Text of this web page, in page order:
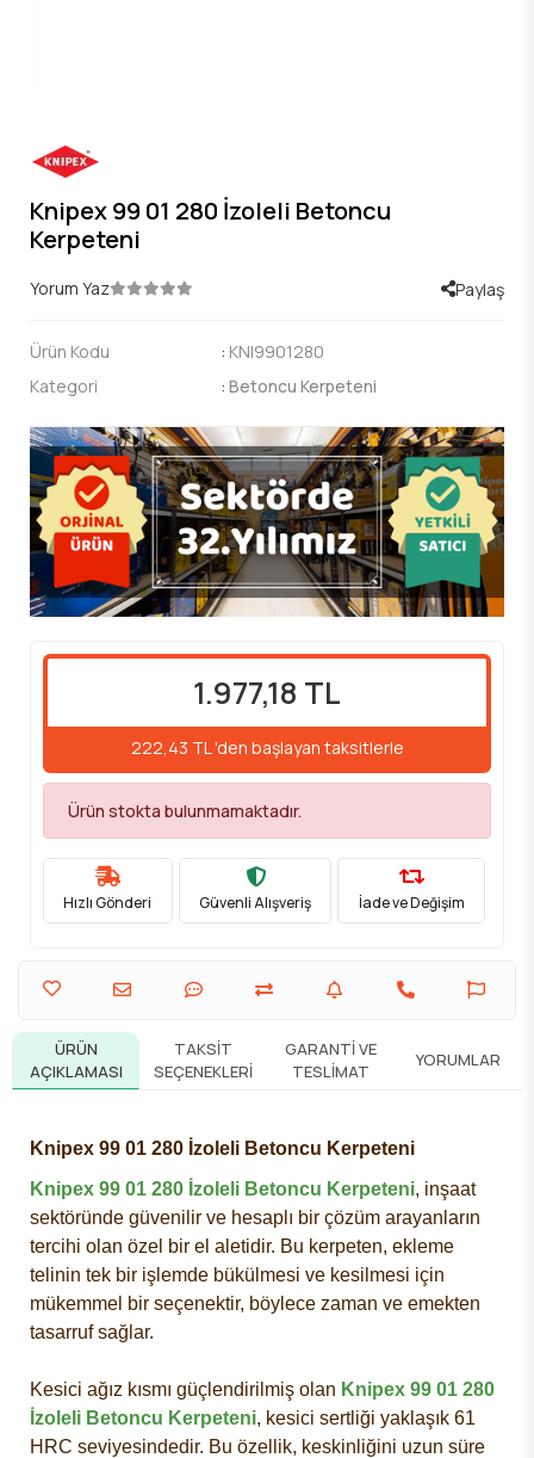
Knipex 99 01 280 İzoleli Betoncu
Kerpeteni
Yorum Yaz Paylaş
Ürün Kodu : KNI9901280
Kategori
: Betoncu Kerpeteni
1.977,18 TL
222,43 TL 'den başlayan taksitlerle
Ürün stokta bulunmamaktadır.
Hızlı Gönderi Güvenli Alışveriş İade ve Değişim
ÜRÜN
AÇIKLAMASI
TAKSIT
SEÇENEKLERI
GARANTI VE
TESLIMAT
YORUMLAR
Knipex 99 01 280 İzoleli Betoncu Kerpeteni
Knipex 99 01 280 İzoleli Betoncu Kerpeteni, inşaat
sektöründe güvenilir ve hesaplı bir çözüm arayanların
tercihi olan özel bir el aletidir. Bu kerpeten, ekleme
telinin tek bir işlemde bükülmesi ve kesilmesi için
mükemmel bir seçenektir, böylece zaman ve emekten
tasarruf sağlar.
Kesici ağız kısmı güçlendirilmiş olan Knipex 99 01 280
İzoleli Betoncu Kerpeteni, kesici sertliği yaklaşık 61
HRC seviyesindedir. Bu özellik, keskinliğini uzun süre